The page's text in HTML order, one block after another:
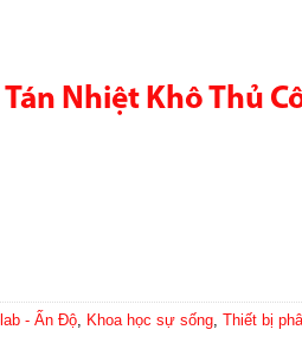
Nhiệt Khô Thủ
- Ấn Độ Khoa học sự sống ,Thiết bị